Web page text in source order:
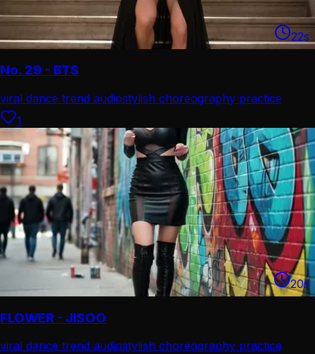
22s
No. 29 - BTS
viral dance trend audiostylish choreography practice
1
20s
FLOWER - JISOO
viral dance trend audiostylish choreography practice